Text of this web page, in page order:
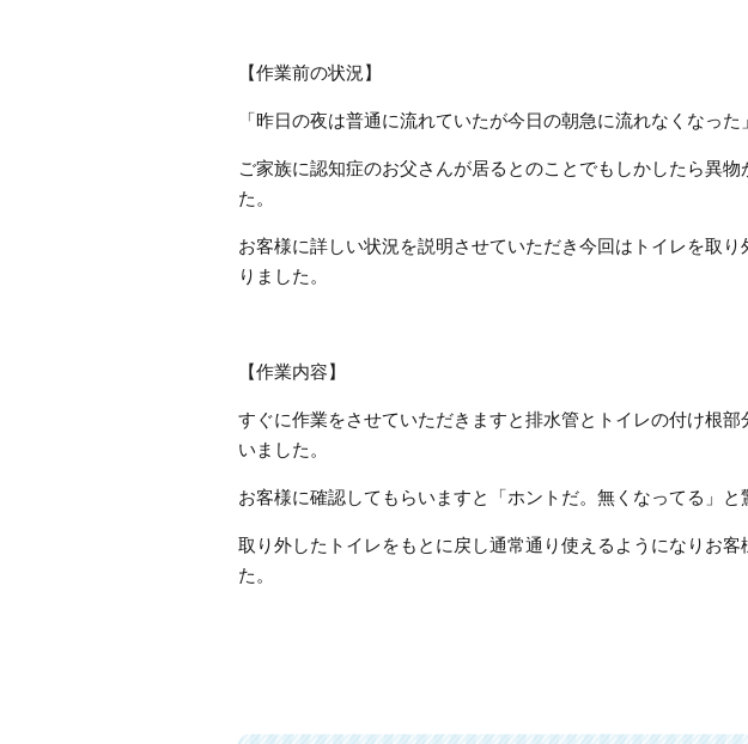
【作業前の状況】
「昨日の夜は普通に流れていたが今日の朝急に流れなくなった
ご家族に認知症のお父さんが居るとのことでもしかしたら異
た。
お客様に詳しい状況を説明させていただき今回はトイレを取
りました。
【作業内容】
すぐに作業をさせていただきますと排水管とトイレの付け根
いました。
お客様に確認してもらいますと「ホントだ。無くなってる」と
取り外したトイレをもとに戻し通常通り使えるようになりお
た。